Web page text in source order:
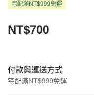
宅配滿NT$999免運
NT$700
付款與運送方式
宅配滿NT$999免運